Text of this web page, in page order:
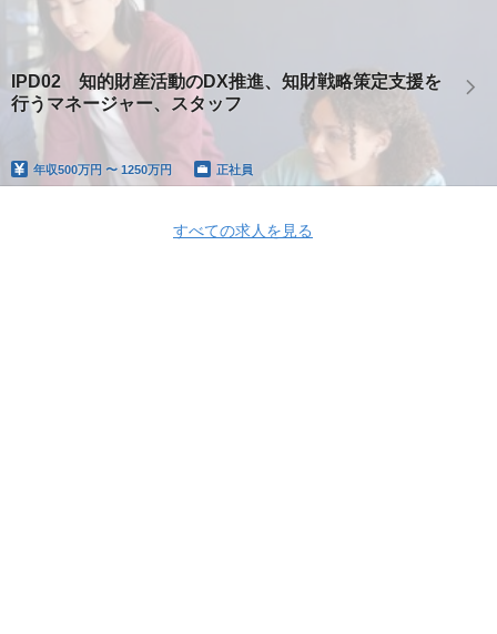
IPD02 知的財産活動のDX推進、知財戦略策定支援を
行うマネージャー、スタッフ
年収500万円 〜 1250万円 正社員
すべての求人を見る